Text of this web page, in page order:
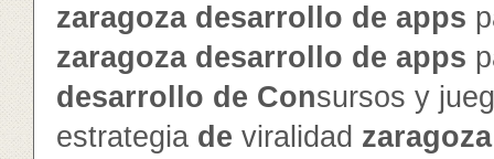
zaragoza desarrollo de apps
zaragoza desarrollo de apps
desarrollo de Consursos y
estrategia de viralidad zaragoza